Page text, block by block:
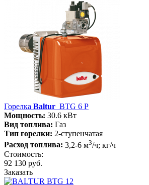
Горелка Baltur BTG 6 P
Мощность: 30.6 кВт
Вид топлива: Газ
Тип горелки: 2-ступенчатая
Расход топлива: 3,2-6 м3/ч; кг/ч
Стоимость:
92 130 руб.
Заказать